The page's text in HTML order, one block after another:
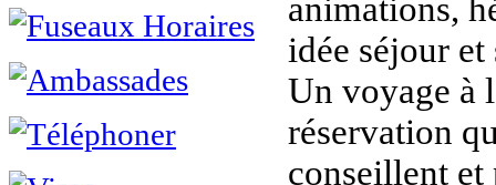
animations,
idée séjour et
Un voyage à
réservation
conseillent et